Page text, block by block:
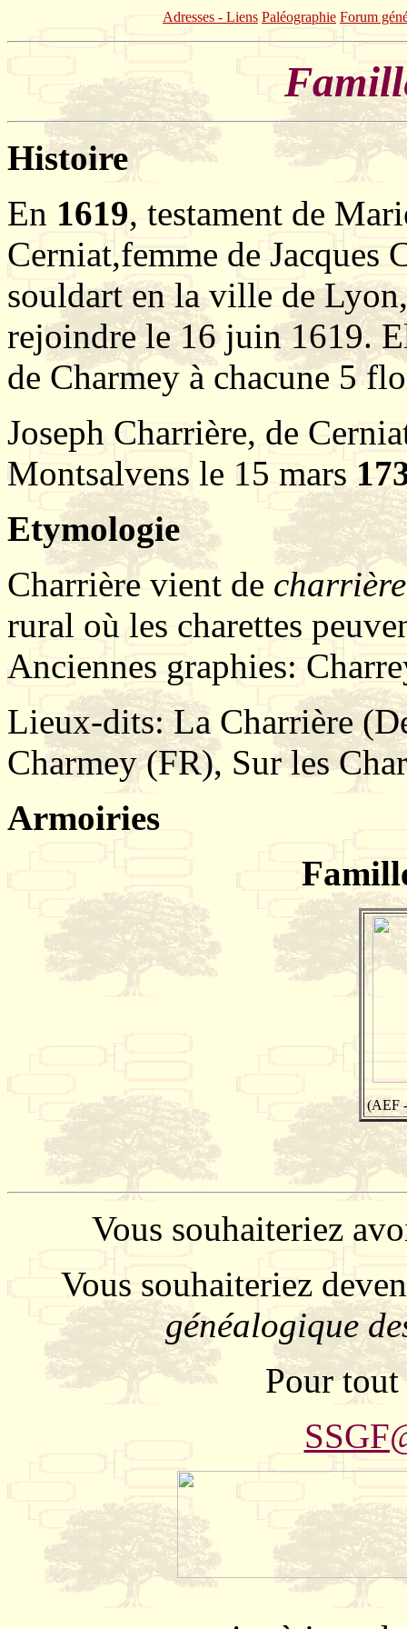
Adresses - Liens Paléographie Forum
Histoire
En 1619, testament de
Cerniat,femme de Jacques
souldart en la ville de
rejoindre le 16 juin 1619.
de Charmey à chacune 5
Joseph Charrière, de
Montsalvens le 15 mars
Etymologie
Charrière vient de charrière
rural où les charettes
Anciennes graphies:
Lieux-dits: La Charrière
Charmey (FR), Sur les
Armoiries
(AEF
Vous souhaiteriez
Vous souhaiteriez
généalogique
Pour tout